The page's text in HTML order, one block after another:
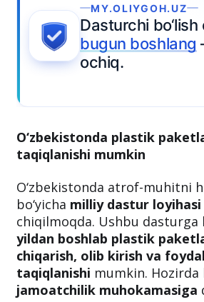
bo‘lish orzusini
— qabul
O‘zbekistonda plastik
taqiqlanishi mumkin
O‘zbekistonda atrof-muhitni
bo‘yichamilliy dastur loyihasi
chiqilmoqda. Ushbu dasturga
yildan boshlab plastik